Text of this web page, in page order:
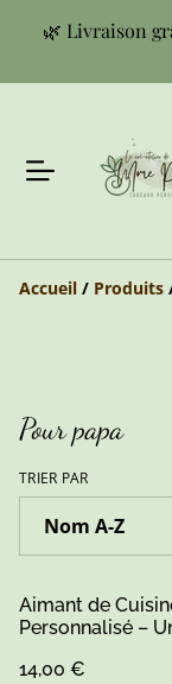
🌿 Livraison
Accueil / Produits
Pour papa
TRIER PAR
Aimant de
Personnalisé –
14,00 €